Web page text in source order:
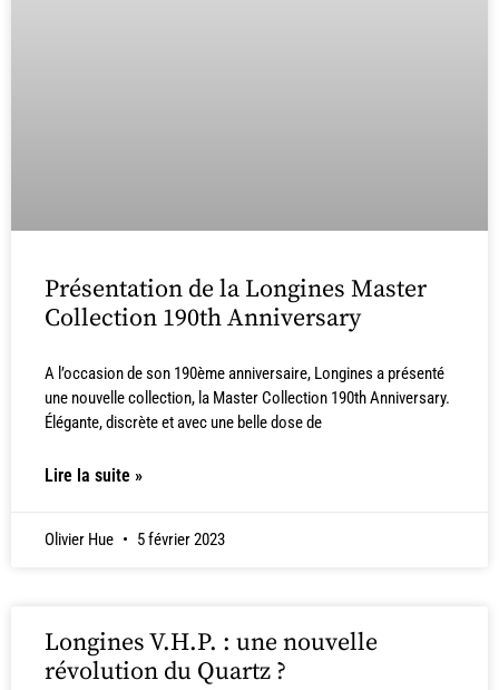
Présentation de la Longines Master
Collection 190th Anniversary
A l’occasion de son 190ème anniversaire, Longines a présenté
une nouvelle collection, la Master Collection 190th Anniversary.
Élégante, discrète et avec une belle dose de
Lire la suite »
Olivier Hue 5 février 2023
Longines V.H.P. : une nouvelle
révolution du Quartz ?